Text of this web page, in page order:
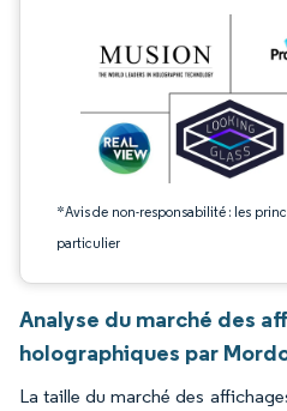
*Avis de non-responsabilité : les
particulier
Analyse du marché des
holographiques par
La taille du marché des